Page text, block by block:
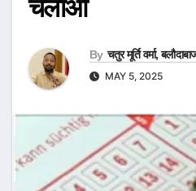
चलाओ
By चतुर मूर्ति वर्मा,
MAY 5, 2025